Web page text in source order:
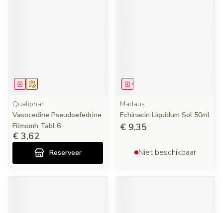
Op voorschrift
Geneesmiddel
Qualiphar
Vasocedine Pseudoefedrine
Filmomh Tabl 6
€ 3,62
Reserveer
Geneesmiddel
Madaus
Echinacin Liquidum Sol 50ml
€ 9,35
Niet beschikbaar